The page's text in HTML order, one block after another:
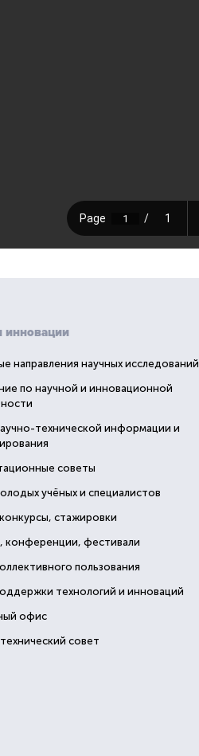
инновации
направления научных исследований
по научной и инновационной
технической информации и
советы
учёных и специалистов
стажировки
конференции, фестивали
пользования
технологий и инноваций
офис
совет